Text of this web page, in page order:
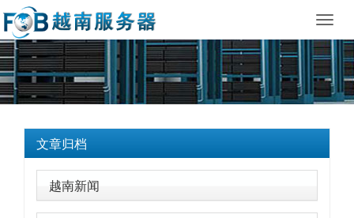
文章归档
越南新闻